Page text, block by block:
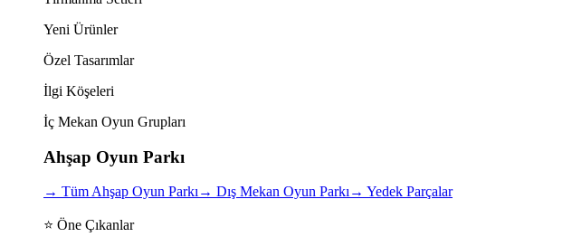
Yeni Ürünler
Özel Tasarımlar
İlgi Köşeleri
İç Mekan Oyun Grupları
Ahşap Oyun Parkı
→ Tüm Ahşap Oyun Parkı→ Dış Mekan Oyun Parkı→ Yedek Parçalar
⭐ Öne Çıkanlar